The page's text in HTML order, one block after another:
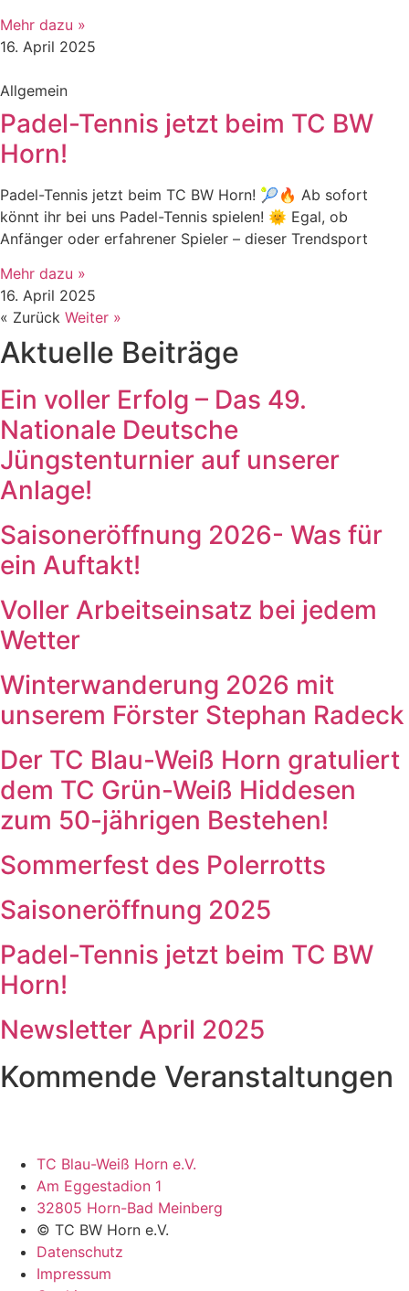
Mehr dazu »
16. April 2025
Allgemein
Padel-Tennis jetzt beim TC BW
Horn!
Padel-Tennis jetzt beim TC BW Horn! 🎾🔥 Ab sofort
könnt ihr bei uns Padel-Tennis spielen! 🌞 Egal, ob
Anfänger oder erfahrener Spieler – dieser Trendsport
Mehr dazu »
16. April 2025
« Zurück Weiter »
Aktuelle Beiträge
Ein voller Erfolg – Das 49.
Nationale Deutsche
Jüngstenturnier auf unserer
Anlage!
Saisoneröffnung 2026- Was für
ein Auftakt!
Voller Arbeitseinsatz bei jedem
Wetter
Winterwanderung 2026 mit
unserem Förster Stephan Radeck
Der TC Blau-Weiß Horn gratuliert
dem TC Grün-Weiß Hiddesen
zum 50-jährigen Bestehen!
Sommerfest des Polerrotts
Saisoneröffnung 2025
Padel-Tennis jetzt beim TC BW
Horn!
Newsletter April 2025
Kommende Veranstaltungen
TC Blau-Weiß Horn e.V.
Am Eggestadion 1
32805 Horn-Bad Meinberg
© TC BW Horn e.V.
Datenschutz
Impressum